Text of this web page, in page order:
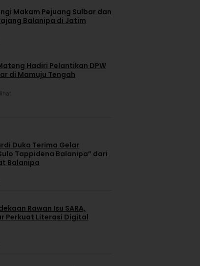
Makam Pejuang Sulbar dan
Balanipa di Jatim
Hadiri Pelantikan DPW
di Mamuju Tengah
Duka Terima Gelar
Tappidena Balanipa” dari
Balanipa
Rawan Isu SARA,
Perkuat Literasi Digital